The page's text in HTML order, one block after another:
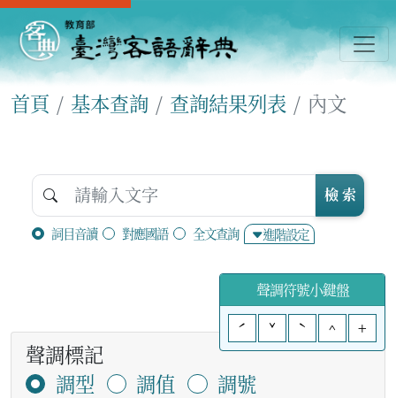
首頁 基本查詢 查詢結果列表 內文
詞目音讀 對應國語 全文查詢 進階設定
檢 索
聲調符號小鍵盤
ˊ
ˇ ˋ ^ +
聲調標記
調型
調值
調號